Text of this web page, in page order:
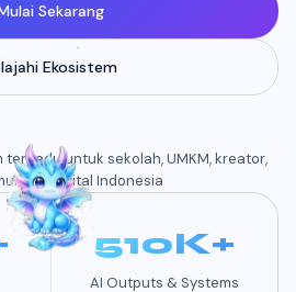
Sekarang
Ekosistem
terpadu untuk sekolah, UMKM, kreator,
digital Indonesia
510K+
AI Outputs & Systems